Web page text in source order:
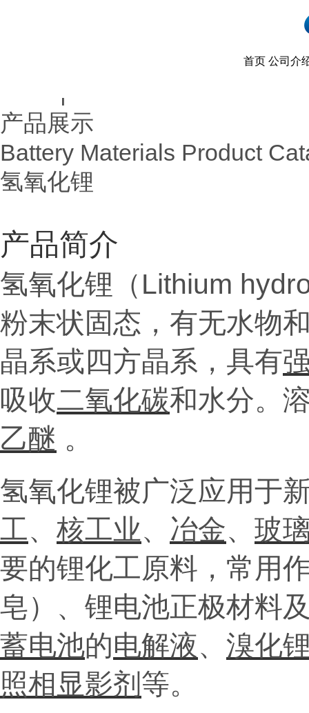
首页 公司介
|
产品展示
Battery Materials Product
氢氧化锂
产品简介
氢氧化锂（Lithium
粉末状固态，有无水物
晶系或四方晶系，具有
吸收二氧化碳和水分。
乙醚 。
氢氧化锂被广泛应用于
工、 核工业、 冶金、 玻
要的锂化工原料，常用
皂）、锂电池正极材料
蓄电池的电解液、 溴化
照相显影剂 等。